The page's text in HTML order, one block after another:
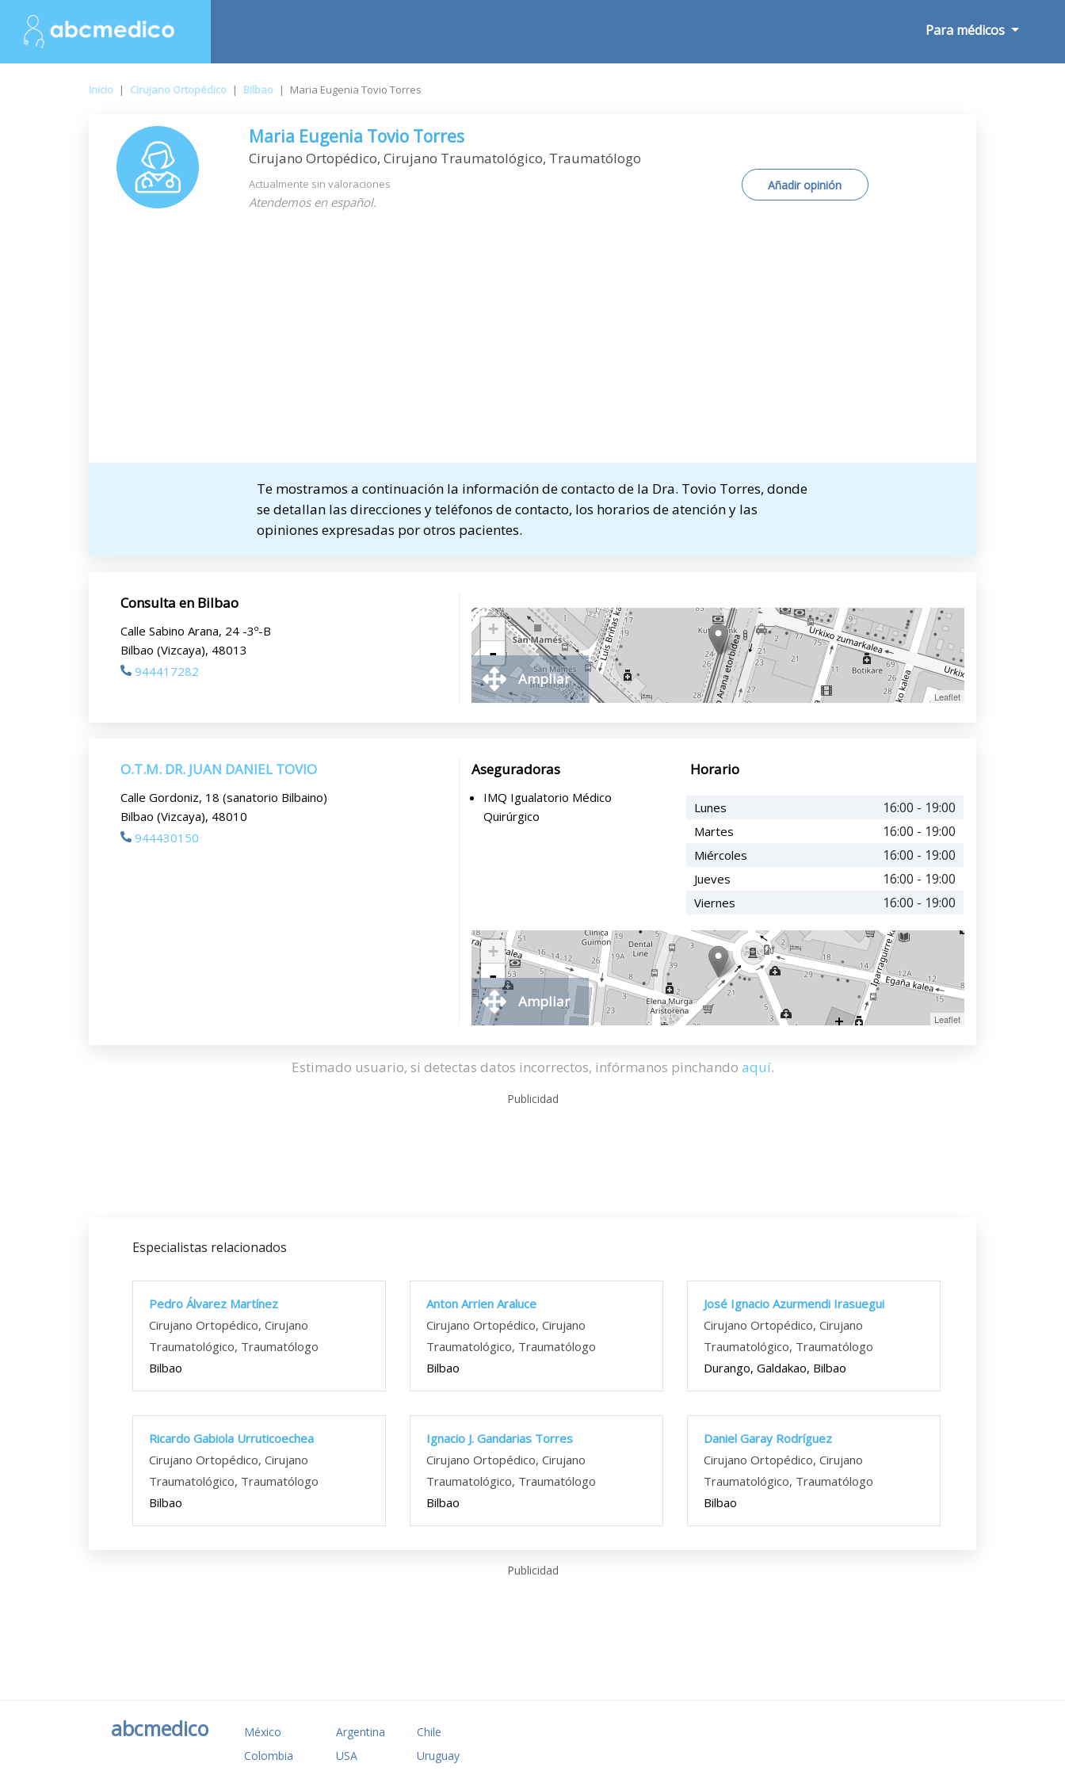
Para médicos
Inicio | Cirujano Ortopédico | Bilbao | Maria Eugenia Tovio Torres
Maria Eugenia Tovio Torres
Cirujano Ortopédico, Cirujano Traumatológico, Traumatólogo
Actualmente sin valoraciones
Atendemos en español.
Añadir opinión
Te mostramos a continuación la información de contacto de la Dra. Tovio Torres, donde
se detallan las direcciones y teléfonos de contacto, los horarios de atención y las
opiniones expresadas por otros pacientes.
Consulta en Bilbao
Calle Sabino Arana, 24 -3º-B
Bilbao (Vizcaya), 48013
944417282
+
-
Leaflet
Ampliar
O.T.M. DR. JUAN DANIEL TOVIO
Calle Gordoniz, 18 (sanatorio Bilbaino)
Bilbao (Vizcaya), 48010
944430150
Aseguradoras
IMQ Igualatorio Médico
Quirúrgico
Horario
Lunes 16:00 - 19:00
Martes 16:00 - 19:00
Miércoles 16:00 - 19:00
Jueves 16:00 - 19:00
Viernes 16:00 - 19:00
+
-
Leaflet
Ampliar
Estimado usuario, si detectas datos incorrectos, infórmanos pinchando aquí.
Publicidad
Especialistas relacionados
Pedro Álvarez Martínez
Cirujano Ortopédico, Cirujano
Traumatológico, Traumatólogo
Bilbao
Anton Arrien Araluce
Cirujano Ortopédico, Cirujano
Traumatológico, Traumatólogo
Bilbao
José Ignacio Azurmendi Irasuegui
Cirujano Ortopédico, Cirujano
Traumatológico, Traumatólogo
Durango, Galdakao, Bilbao
Ricardo Gabiola Urruticoechea
Cirujano Ortopédico, Cirujano
Traumatológico, Traumatólogo
Bilbao
Ignacio J. Gandarias Torres
Cirujano Ortopédico, Cirujano
Traumatológico, Traumatólogo
Bilbao
Daniel Garay Rodríguez
Cirujano Ortopédico, Cirujano
Traumatológico, Traumatólogo
Bilbao
Publicidad
abcmedico México Argentina
Chile
Colombia
USA
Uruguay